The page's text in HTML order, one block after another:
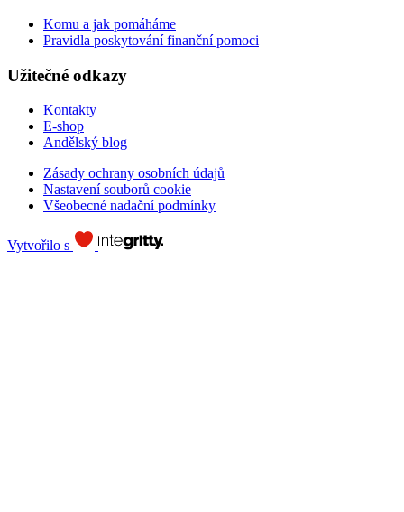
Komu a jak pomáháme
Pravidla poskytování finanční pomoci
Užitečné odkazy
Kontakty
E-shop
Andělský blog
Zásady ochrany osobních údajů
Nastavení souborů cookie
Všeobecné nadační podmínky
Vytvořilo s